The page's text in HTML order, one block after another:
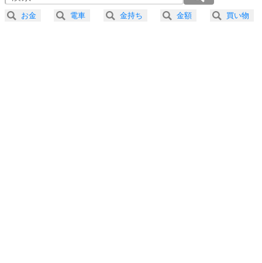
プラス思考
2.5倍速 （240KB 1分1秒）
3.0倍速 （201KB 51秒）
お金 電車 金持ち 金額 買い物